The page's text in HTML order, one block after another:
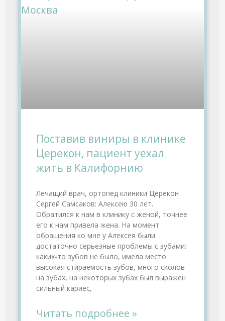
Поставив виниры в клинике
Церекон, пациент уехал
жить в Калифорнию
Лечащий врач, ортопед клиники Церекон
Сергей Самсаков: Алексею 30 лет.
Обратился к нам в клинику с женой, точнее
его к нам привела жена. На момент
обращения ко мне у Алексея были
достаточно серьезные проблемы с зубами:
каких-то зубов не было, имела место
высокая стираемость зубов, много сколов
на зубах, на некоторых зубах был выражен
сильный кариес,
Читать подробнее »